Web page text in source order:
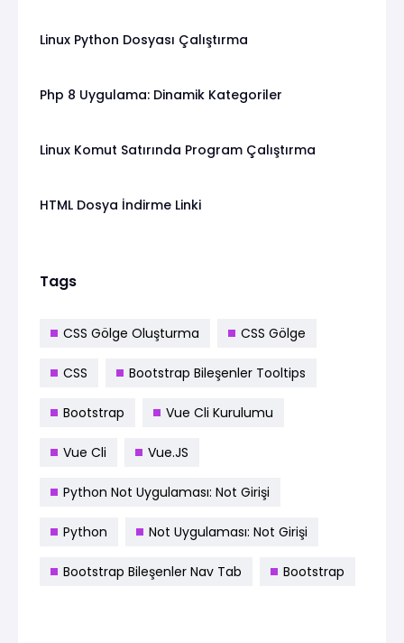
Linux Python Dosyası Çalıştırma
Php 8 Uygulama: Dinamik Kategoriler
Linux Komut Satırında Program Çalıştırma
HTML Dosya İndirme Linki
Tags
CSS Gölge Oluşturma CSS Gölge
CSS Bootstrap Bileşenler Tooltips
Bootstrap Vue Cli Kurulumu
Vue Cli Vue.JS
Python Not Uygulaması: Not Girişi
Python Not Uygulaması: Not Girişi
Bootstrap Bileşenler Nav Tab Bootstrap